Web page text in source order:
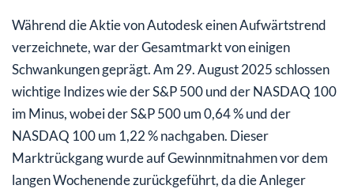
Während die Aktie von Autodesk einen Aufwärtstrend
verzeichnete, war der Gesamtmarkt von einigen
Schwankungen geprägt. Am 29. August 2025 schlossen
wichtige Indizes wie der S&P 500 und der NASDAQ 100
im Minus, wobei der S&P 500 um 0,64 % und der
NASDAQ 100 um 1,22 % nachgaben. Dieser
Marktrückgang wurde auf Gewinnmitnahmen vor dem
langen Wochenende zurückgeführt, da die Anleger